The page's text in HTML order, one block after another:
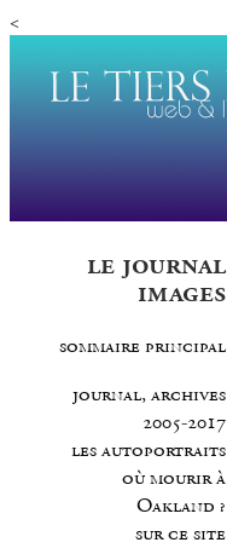
<
le journal
images
sommaire principal
journal, archives
2005-2017
les autoportraits
où mourir à
Oakland ?
sur ce site